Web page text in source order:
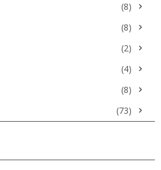
(8)
(8)
(2)
(4)
(8)
(73)